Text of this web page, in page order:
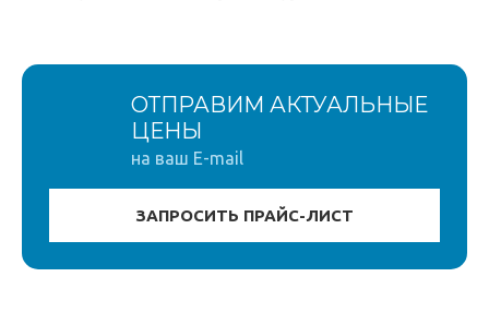
ОТПРАВИМ АКТУАЛЬНЫЕ
ЦЕНЫ
на ваш E-mail